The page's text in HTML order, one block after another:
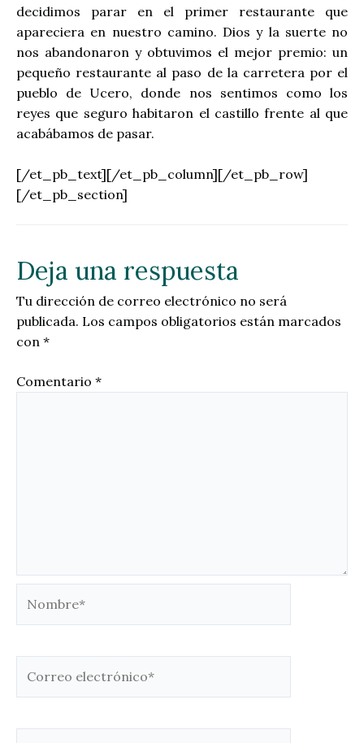
decidimos parar en el primer restaurante que
apareciera en nuestro camino. Dios y la suerte no
nos abandonaron y obtuvimos el mejor premio: un
pequeño restaurante al paso de la carretera por el
pueblo de Ucero, donde nos sentimos como los
reyes que seguro habitaron el castillo frente al que
acabábamos de pasar.
[/et_pb_text][/et_pb_column][/et_pb_row]
[/et_pb_section]
Deja una respuesta
Tu dirección de correo electrónico no será
publicada. Los campos obligatorios están marcados
con *
Comentario *
electrónico*